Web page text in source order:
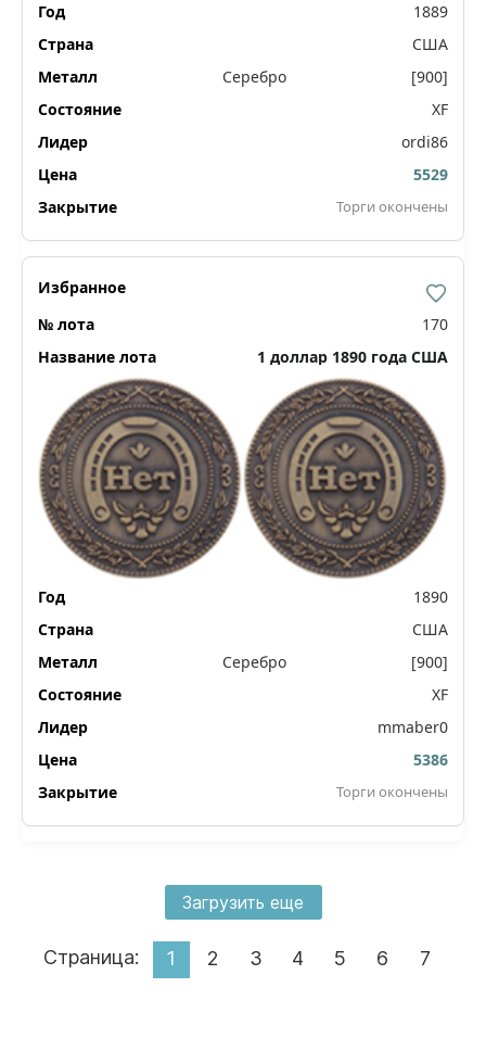
1889
США
Серебро
[900]
XF
ordi86
5529
Торги окончены
170
1 доллар 1890 года США
1890
США
Серебро
[900]
XF
mmaber0
5386
Торги окончены
Загрузить еще
Страница: 1 2 3 4 5 6 7